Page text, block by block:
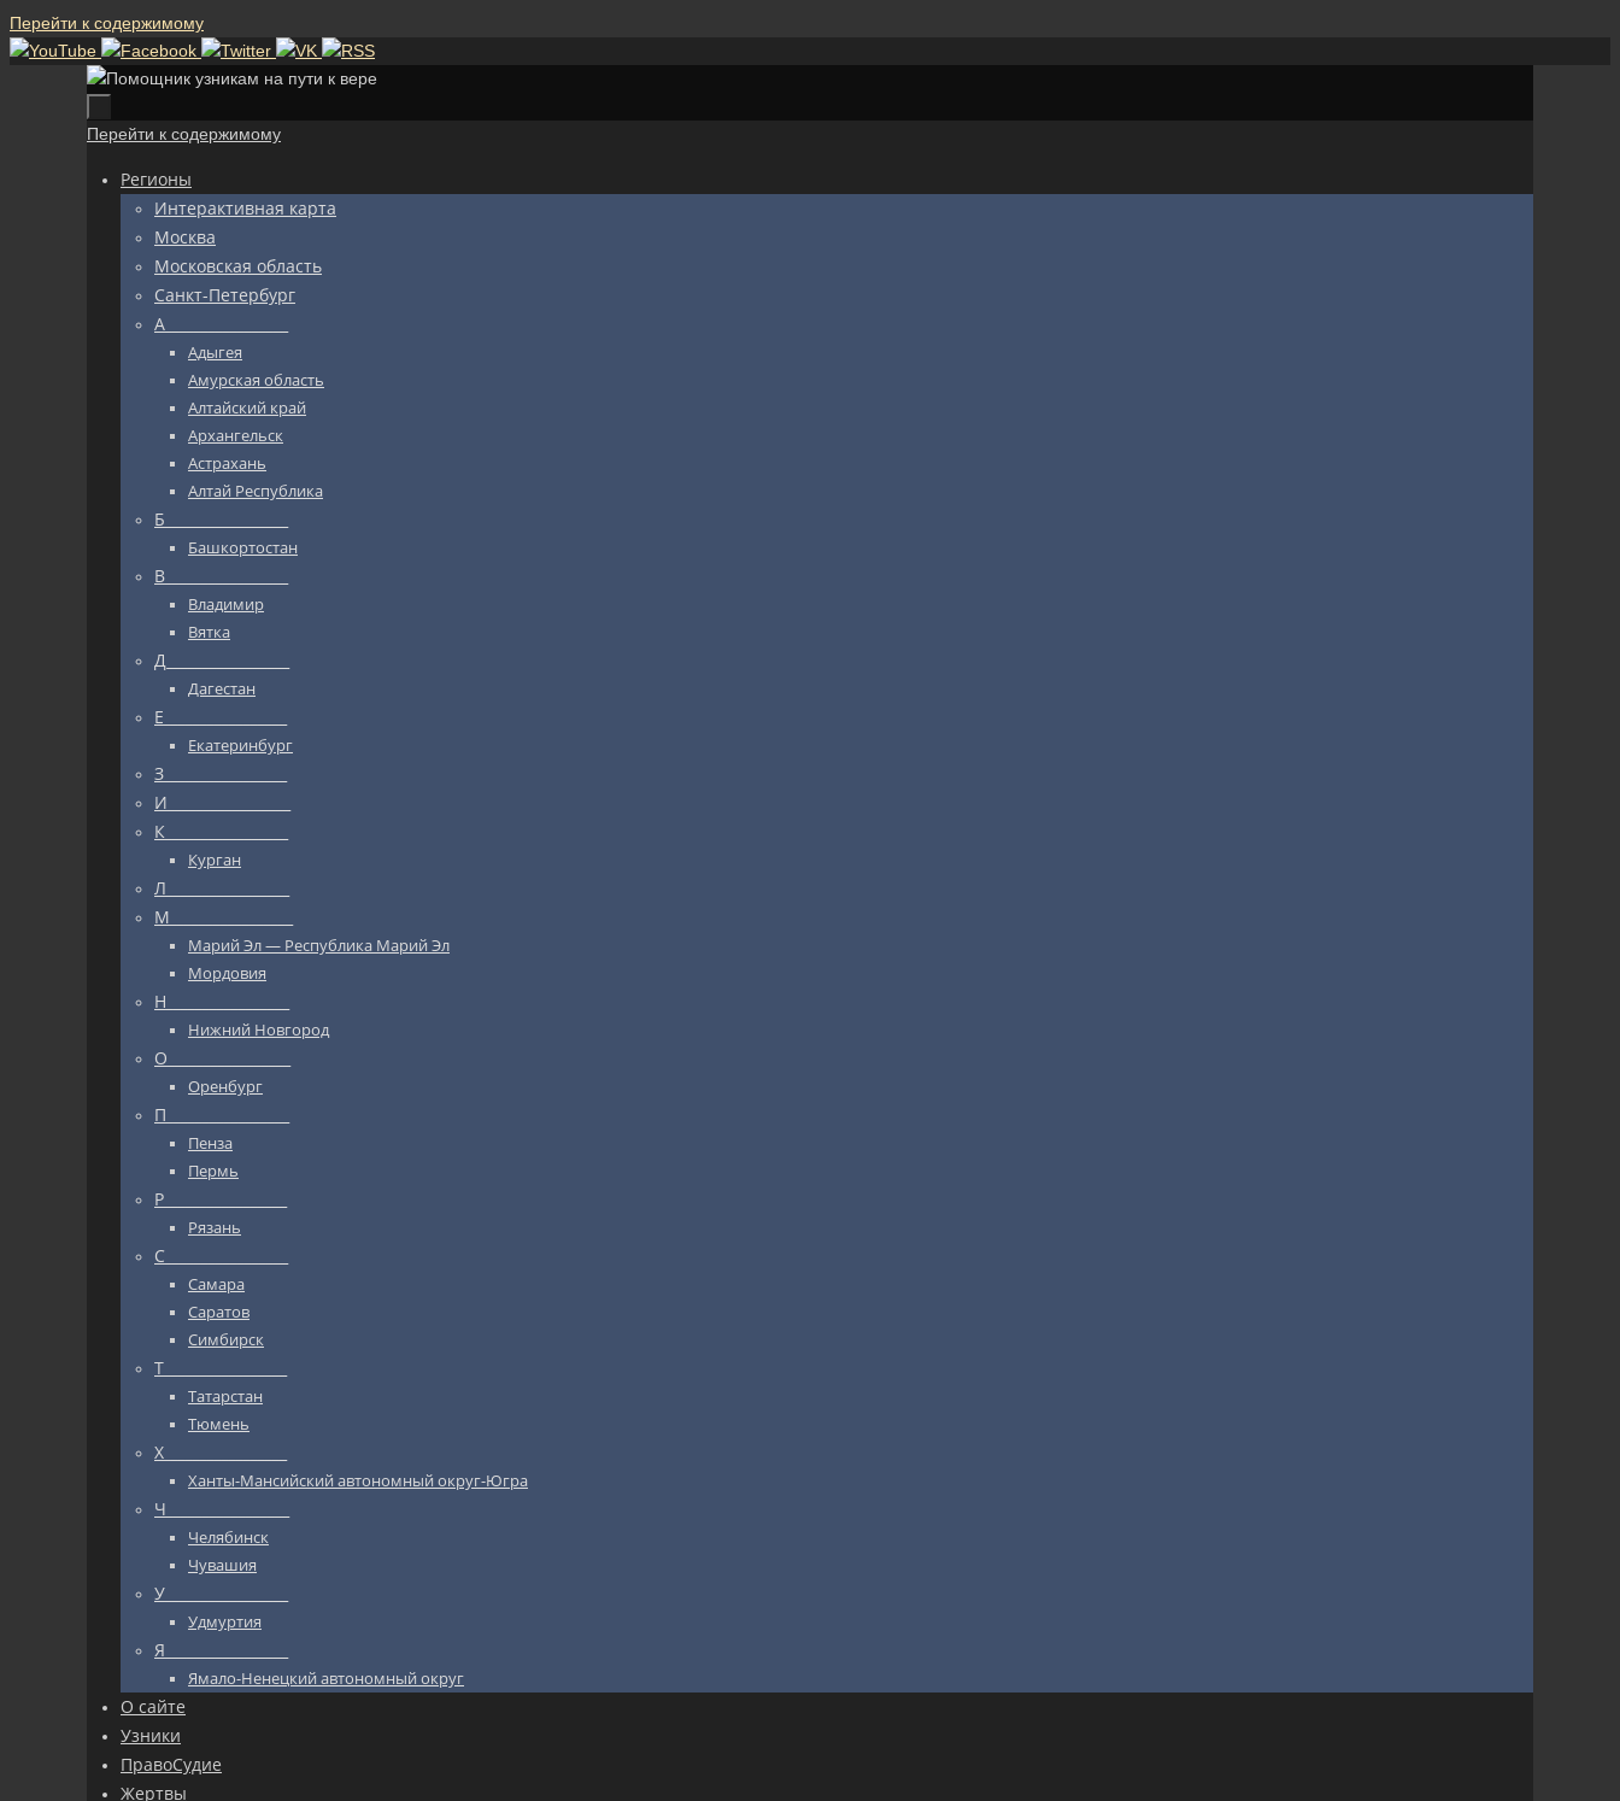
Перейти к содержимому
Перейти к содержимому
Регионы
Интерактивная карта
Москва
Московская область
Санкт-Петербург
А_________________
Адыгея
Амурская область
Алтайский край
Архангельск
Астрахань
Алтай Республика
Б_________________
Башкортостан
В_________________
Владимир
Вятка
Д_________________
Дагестан
Е_________________
Екатеринбург
З_________________
И_________________
К_________________
Курган
Л_________________
М_________________
Марий Эл — Республика Марий Эл
Мордовия
Н_________________
Нижний Новгород
О_________________
Оренбург
П_________________
Пенза
Пермь
Р_________________
Рязань
С_________________
Самара
Саратов
Симбирск
Т_________________
Татарстан
Тюмень
Х_________________
Ханты-Мансийский автономный округ-Югра
Ч_________________
Челябинск
Чувашия
У_________________
Удмуртия
Я_________________
Ямало-Ненецкий автономный округ
О сайте
Узники
ПравоСудие
Жертвы